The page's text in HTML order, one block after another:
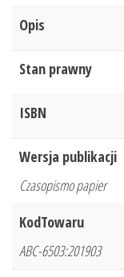
Opis
Stan prawny
ISBN
Wersja publikacji
Czasopismo papier
KodTowaru
ABC-6503:201903